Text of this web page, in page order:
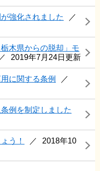
強化されました
木県からの脱却」モ
2019年7月24日更新
に関する条例
例を制定しました
う！
2018年10